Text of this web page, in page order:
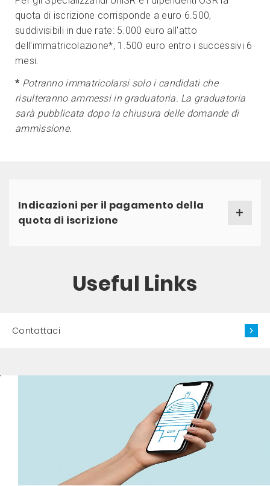
quota di iscrizione corrisponde a euro 6.500,
suddivisibili in due rate: 5.000 euro all'atto
dell'immatricolazione*, 1.500 euro entro i successivi 6
mesi.
* Potranno immatricolarsi solo i candidati che
risulteranno ammessi in graduatoria. La graduatoria
sarà pubblicata dopo la chiusura delle domande di
ammissione.
Indicazioni per il pagamento della
quota di iscrizione
Useful Links
Contattaci